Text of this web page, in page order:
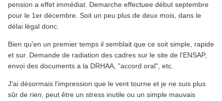
pension a effet immédiat. Demarche effectuee début septembre
pour le 1er décembre. Soit un peu plus de deux mois, dans le
délai légal donc.
Bien qu'en un premier temps il semblait que ce soit simple, rapide
et sur. Demande de radiation des cadres sur le site de l'ENSAP,
envoi des documents a la DRHAA, "accord oral", etc.
J'ai désormais l'impression que le vent tourne et je ne suis plus
sûr de rien, peut être un stress inutile ou un simple mauvais